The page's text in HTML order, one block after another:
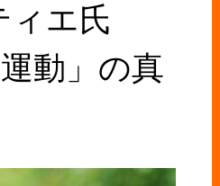
ィエ氏
動」の真